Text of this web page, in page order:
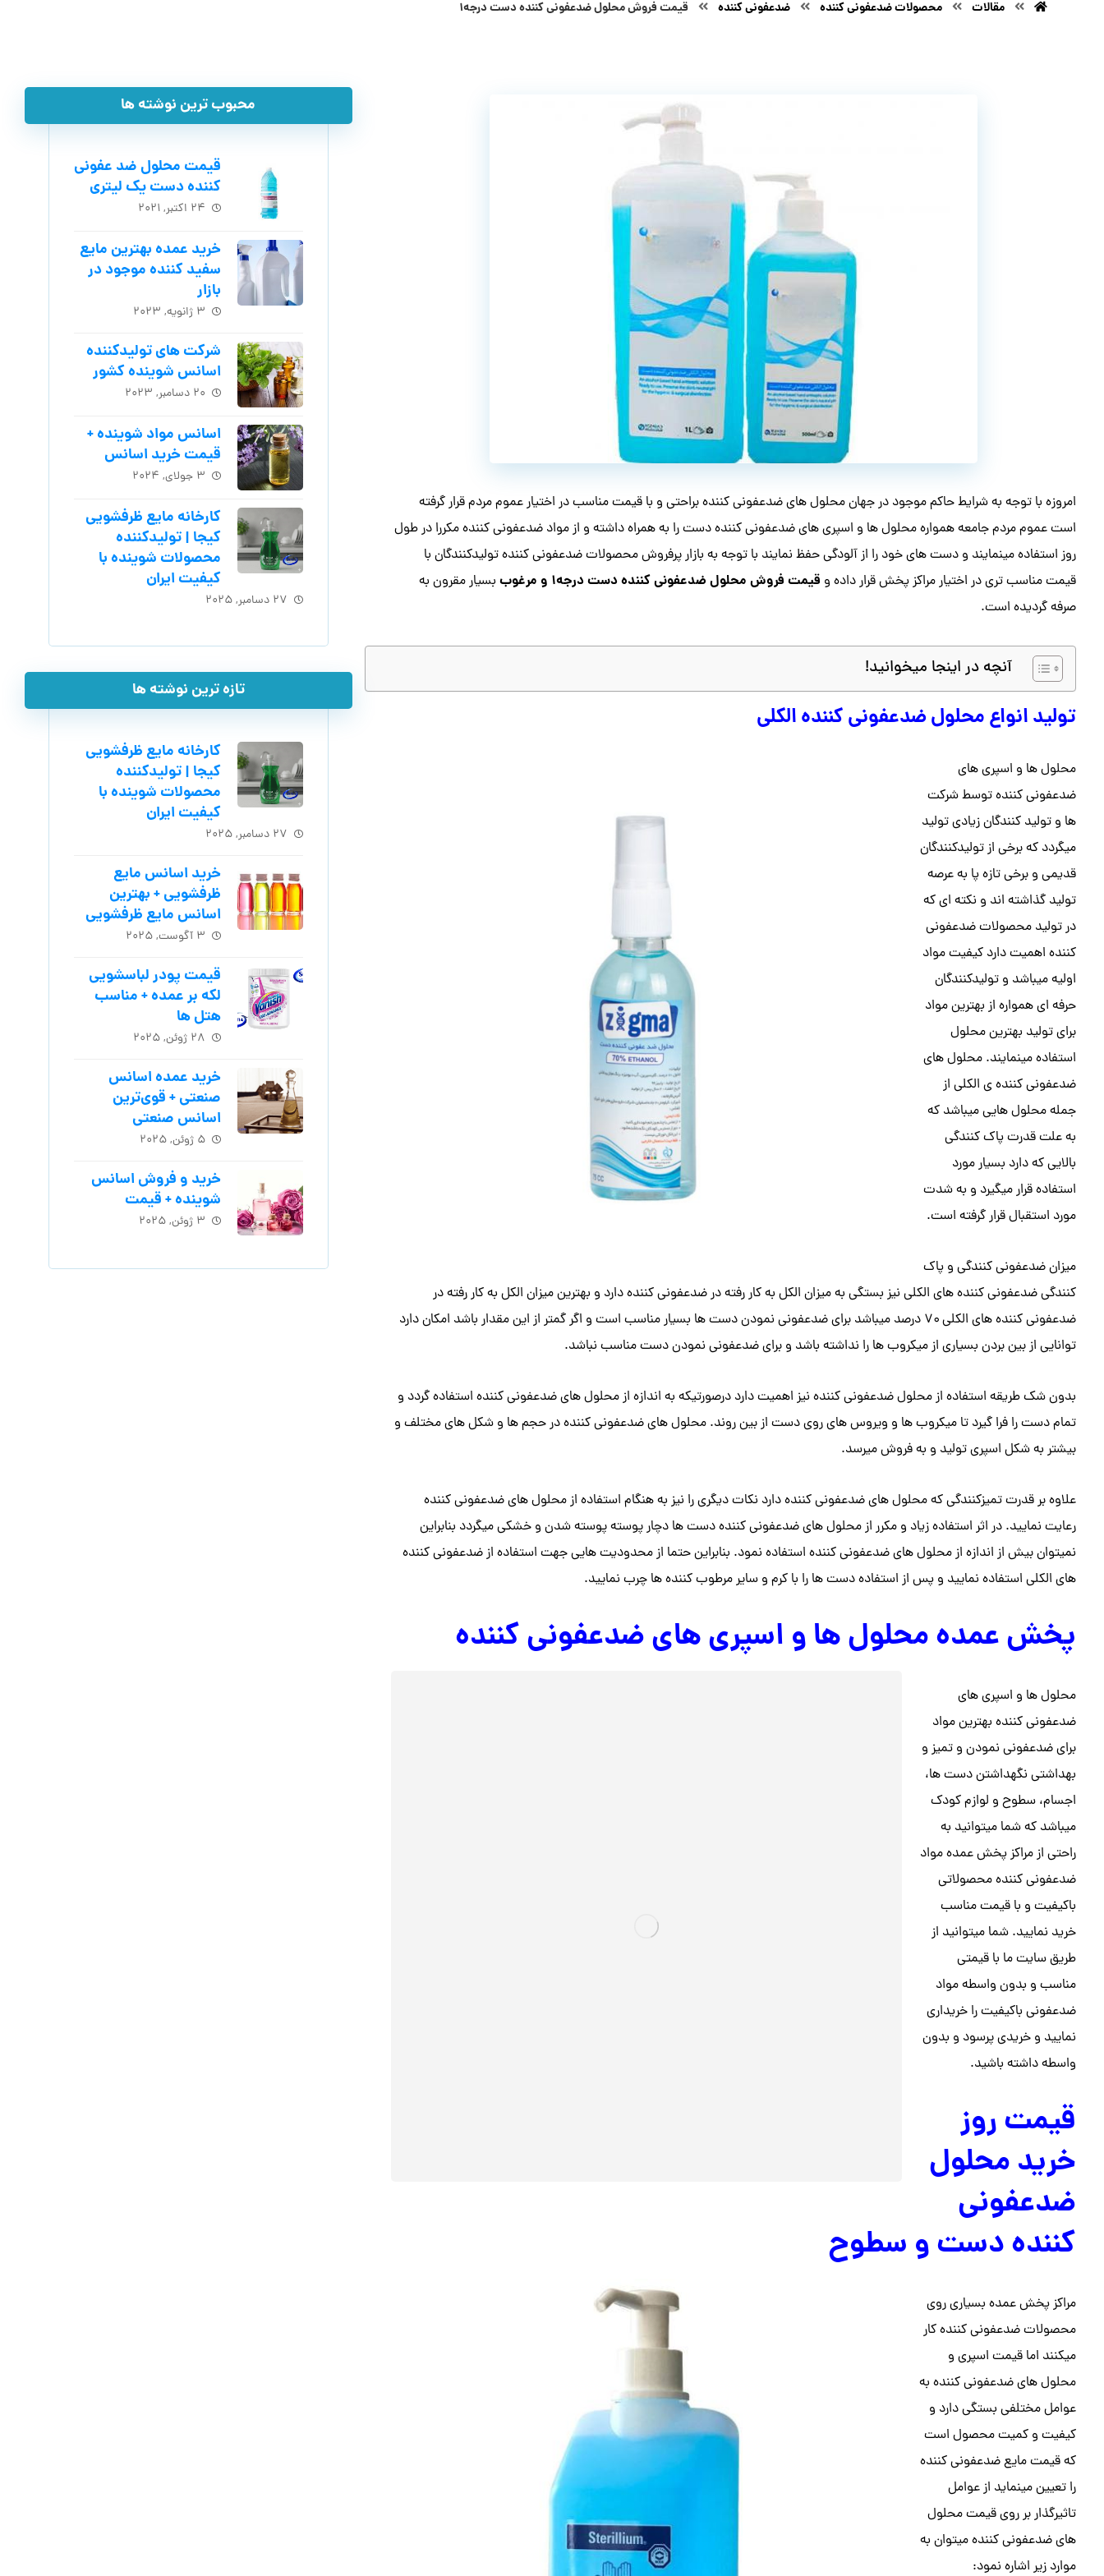
مقالات محصولات ضدعفونی کننده ضدعفونی کننده قیمت فروش محلول ضدعفونی کننده دست درجه۱
امروزه با توجه به شرایط حاکم موجود در جهان محلول های ضدعفونی کننده براحتی و با قیمت مناسب در اختیار عموم مردم قرار گرفته
است عموم مردم جامعه همواره محلول ها و اسپری های ضدعفونی کننده دست را به همراه داشته و از مواد ضدعفونی کننده مکررا در طول
روز استفاده مینمایند و دست های خود را از آلودگی حفظ نمایند با توجه به بازار پرفروش محصولات ضدعفونی کننده تولیدکنندگان با
قیمت مناسب تری در اختیار مراکز پخش قرار داده و قیمت فروش محلول ضدعفونی کننده دست درجه۱ و مرغوب
بسیار مقرون به
صرفه گردیده است.
آنچه در اینجا میخوانید!
تولید انواع محلول ضدعفونی کننده الکلی
محلول ها و اسپری های
ضدعفونی کننده توسط شرکت
ها و تولید کنندگان زیادی تولید
میگردد که برخی از تولیدکنندگان
قدیمی و برخی تازه پا به عرصه
تولید گذاشته اند و نکته ای که
در تولید محصولات ضدعفونی
کننده اهمیت دارد کیفیت مواد
اولیه میباشد و تولیدکنندگان
حرفه ای همواره از بهترین مواد
برای تولید بهترین محلول
استفاده مینمایند. محلول های
ضدعفونی کننده ی الکلی از
جمله محلول هایی میباشد که
به علت قدرت پاک کنندگی
بالایی که دارد بسیار مورد
استفاده قرار میگیرد و به شدت
مورد استقبال قرار گرفته است.
میزان ضدعفونی کنندگی و پاک
کنندگی ضدعفونی کننده های الکلی نیز بستگی به میزان الکل به کار رفته در ضدعفونی کننده دارد و بهترین میزان الکل به کار رفته در
ضدعفونی کننده های الکلی ۷۰ درصد میباشد برای ضدعفونی نمودن دست ها بسیار مناسب است و اگر گمتر از این مقدار باشد امکان دارد
توانایی از بین بردن بسیاری از میکروب ها را نداشته باشد و برای ضدعفونی نمودن دست مناسب نباشد.
بدون شک طریقه استفاده از محلول ضدعفونی کننده نیز اهمیت دارد درصورتیکه به اندازه از محلول های ضدعفونی کننده استفاده گردد و
تمام دست را فرا گیرد تا میکروب ها و ویروس های روی دست از بین روند. محلول های ضدعفونی کننده در حجم ها و شکل های مختلف و
بیشتر به شکل اسپری تولید و به فروش میرسد.
علاوه بر قدرت تمیزکنندگی که محلول های ضدعفونی کننده دارد نکات دیگری را نیز به هنگام استفاده از محلول های ضدعفونی کننده
رعایت نمایید. در اثر استفاده زیاد و مکرر از محلول های ضدعفونی کننده دست ها دچار پوسته پوسته شدن و خشکی میگردد بنابراین
نمیتوان بیش از اندازه از محلول های ضدعفونی کننده استفاده نمود. بنابراین حتما از محدودیت هایی جهت استفاده از ضدعفونی کننده
های الکلی استفاده نمایید و پس از استفاده دست ها را با کرم و سایر مرطوب کننده ها چرب نمایید.
پخش عمده محلول ها و اسپری های ضدعفونی کننده
محلول ها و اسپری های
ضدعفونی کننده بهترین مواد
برای ضدعفونی نمودن و تمیز و
بهداشتی نگهداشتن دست ها،
اجسام، سطوح و لوازم کودک
میباشد که شما میتوانید به
راحتی از مراکز پخش عمده مواد
ضدعفونی کننده محصولاتی
باکیفیت و با قیمت مناسب
خرید نمایید. شما میتوانید از
طریق سایت ما با قیمتی
مناسب و بدون واسطه مواد
ضدعفونی باکیفیت را خریداری
نمایید و خریدی پرسود و بدون
واسطه داشته باشید.
قیمت روز
خرید محلول
ضدعفونی
کننده دست و سطوح
مراکز پخش عمده بسیاری روی
محصولات ضدعفونی کننده کار
میکنند اما قیمت اسپری و
محلول های ضدعفونی کننده به
عوامل مختلفی بستگی دارد و
کیفیت و کمیت محصول است
که قیمت مایع ضدعفونی کننده
را تعیین مینماید از عوامل
تاثیرگذار بر روی قیمت محلول
های ضدعفونی کننده میتوان به
موارد زیر اشاره نمود:
محبوب ترین نوشته ها
قیمت محلول ضد عفونی
کننده دست یک لیتری
۲۴ اکتبر, ۲۰۲۱
خرید عمده بهترین مایع
سفید کننده موجود در
بازار
۳ ژانویه, ۲۰۲۳
شرکت های تولیدکننده
اسانس شوینده کشور
۲۰ دسامبر, ۲۰۲۳
اسانس مواد شوینده +
قیمت خرید اسانس
۳ جولای, ۲۰۲۴
کارخانه مایع ظرفشویی
کیجا | تولیدکننده
محصولات شوینده با
کیفیت ایران
۲۷ دسامبر, ۲۰۲۵
تازه ترین نوشته ها
کارخانه مایع ظرفشویی
کیجا | تولیدکننده
محصولات شوینده با
کیفیت ایران
۲۷ دسامبر, ۲۰۲۵
خرید اسانس مایع
ظرفشویی + بهترین
اسانس مایع ظرفشویی
۳ آگوست, ۲۰۲۵
قیمت پودر لباسشویی
لکه بر عمده + مناسب
هتل ها
۲۸ ژوئن, ۲۰۲۵
خرید عمده اسانس
صنعتی + قوی‌ترین
اسانس‌ صنعتی
۵ ژوئن, ۲۰۲۵
خرید و فروش اسانس
شوینده + قیمت
۳ ژوئن, ۲۰۲۵